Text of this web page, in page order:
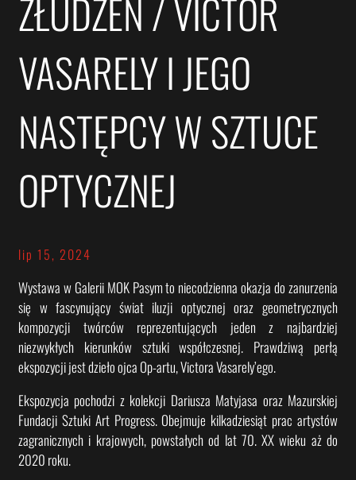
ZŁUDZEŃ / VICTOR
VASARELY I JEGO
NASTĘPCY W SZTUCE
OPTYCZNEJ
lip 15, 2024
Wystawa w Galerii MOK Pasym to niecodzienna okazja do zanurzenia
się w fascynujący świat iluzji optycznej oraz geometrycznych
kompozycji twórców reprezentujących jeden z najbardziej
niezwykłych kierunków sztuki współczesnej. Prawdziwą perłą
ekspozycji jest dzieło ojca Op-artu, Victora Vasarely’ego.
Ekspozycja pochodzi z kolekcji Dariusza Matyjasa oraz Mazurskiej
Fundacji Sztuki Art Progress. Obejmuje kilkadziesiąt prac artystów
zagranicznych i krajowych, powstałych od lat 70. XX wieku aż do
2020 roku.